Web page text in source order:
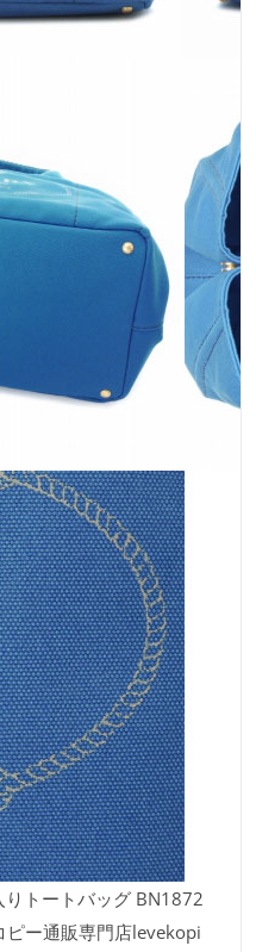
りトートバッグ BN1872
ピー通販専門店levekopi